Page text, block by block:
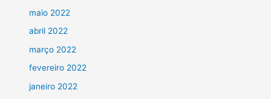
maio 2022
abril 2022
março 2022
fevereiro 2022
janeiro 2022